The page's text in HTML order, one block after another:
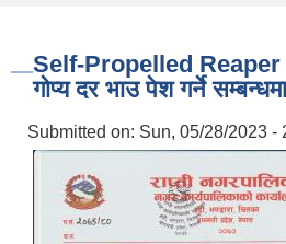
Self-Propelled Reaper
गोप्य दर भाउ पेश गर्ने
Submitted on: Sun, 05/28/2023 -